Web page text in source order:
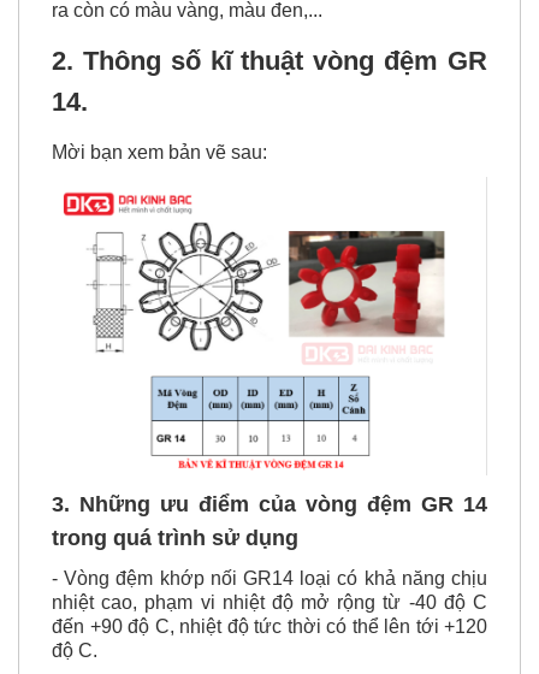
ra còn có màu vàng, màu đen,...
2. Thông số kĩ thuật vòng đệm GR
14.
Mời bạn xem bản vẽ sau:
3. Những ưu điểm của vòng đệm GR 14
trong quá trình sử dụng
- Vòng đệm khớp nối GR14 loại có khả năng chịu
nhiệt cao, phạm vi nhiệt độ mở rộng từ -40 độ C
đến +90 độ C, nhiệt độ tức thời có thể lên tới +120
độ C.